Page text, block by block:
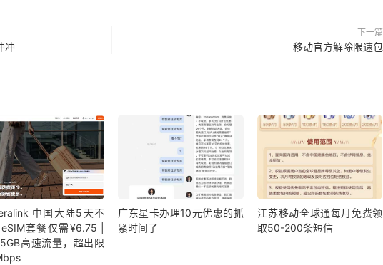
冲
下一篇
移动官方解除限速包
中国大陆5天不
套餐仅需¥6.75 |
高速流量，超出限
广东星卡办理10元优惠的抓
紧时间了
江苏移动全球通每月免费领
取50-200条短信